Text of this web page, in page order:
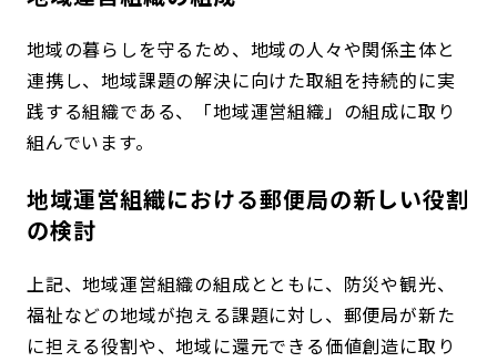
地域の暮らしを守るため、地域の人々や関係主体と
連携し、地域課題の解決に向けた取組を持続的に実
践する組織である、「地域運営組織」の組成に取り
組んでいます。
地域運営組織における郵便局の新しい役割
の検討
上記、地域運営組織の組成とともに、防災や観光、
福祉などの地域が抱える課題に対し、郵便局が新た
に担える役割や、地域に還元できる価値創造に取り